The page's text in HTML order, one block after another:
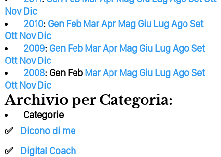
Nov Dic
2010: Gen Feb MarApr Mag Giu LugAgoSet
Ott Nov Dic
2009: Gen Feb MarApr Mag Giu LugAgoSet
Ott Nov Dic
2008: Gen Feb MarApr Mag Giu LugAgoSet
Ott Nov Dic
Archivio per Categoria:
Categorie
Dicono di me
Digital Coach